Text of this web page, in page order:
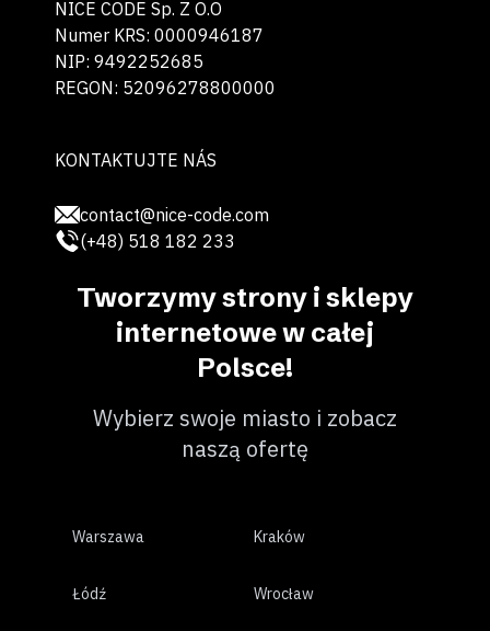
NICE CODE Sp. Z O.O
Numer KRS: 0000946187
NIP: 9492252685
REGON: 52096278800000
KONTAKTUJTE NÁS
contact@nice-code.com
(+48) 518 182 233
Tworzymy strony i sklepy
internetowe w całej
Polsce!
Wybierz swoje miasto i zobacz
naszą ofertę
Warszawa Kraków
Łódź Wrocław